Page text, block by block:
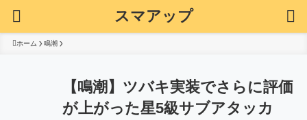
スマアップ
ホーム 鳴潮
【鳴潮】ツバキ実装でさらに評価
が上がった星5級サブアタッカ